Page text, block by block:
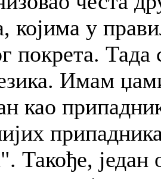
којима у
покрета.
Имам
као
Такође, један